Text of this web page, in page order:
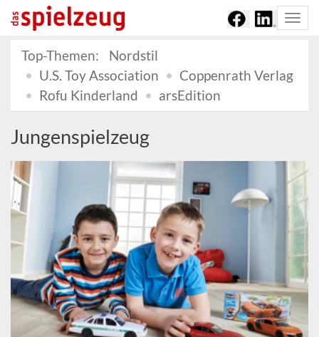
Top-Themen:
Nordstil
U.S. Toy Association
Coppenrath Verlag
Rofu Kinderland
arsEdition
Jungenspielzeug